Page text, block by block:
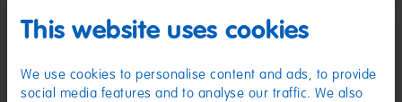
This website uses cookies
We use cookies to personalise content and ads, to provide
social media features and to analyse our traffic. We also
Zutaten
(D) Fruchtgummi-Konfekt | Zutaten: Zucker; Glukosesirup; Stärke;
Feuchthaltemittel: Sorbitsirup; WEIZENMEHL; Säuerungsmittel:
Citronensäure, Äpfelsäure; Palmfett; WEIZENSTÄRKE; Emulgatoren: Mono-